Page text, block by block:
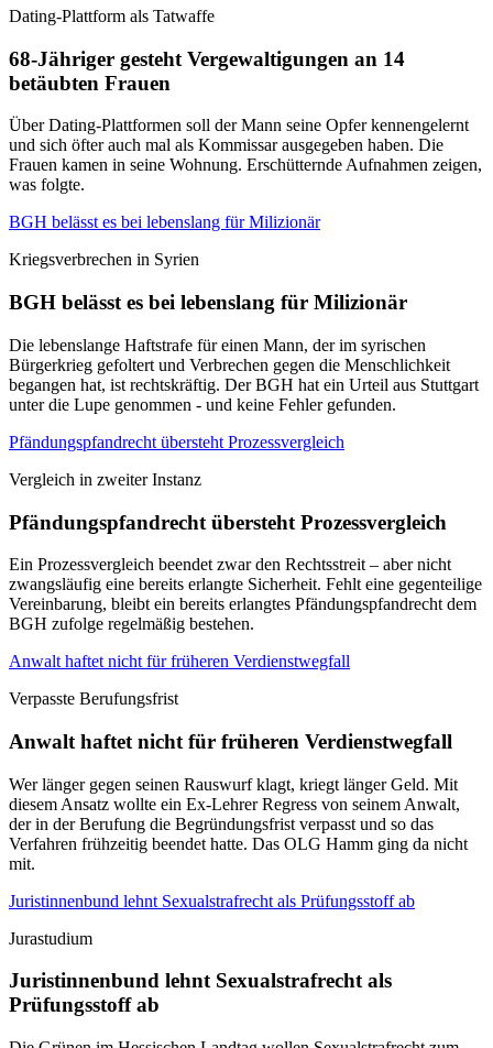
Dating-Plattform als Tatwaffe
68-Jähriger gesteht Vergewaltigungen an 14
betäubten Frauen
Über Dating-Plattformen soll der Mann seine Opfer kennengelernt
und sich öfter auch mal als Kommissar ausgegeben haben. Die
Frauen kamen in seine Wohnung. Erschütternde Aufnahmen zeigen,
was folgte.
BGH belässt es bei lebenslang für Milizionär
Kriegsverbrechen in Syrien
BGH belässt es bei lebenslang für Milizionär
Die lebenslange Haftstrafe für einen Mann, der im syrischen
Bürgerkrieg gefoltert und Verbrechen gegen die Menschlichkeit
begangen hat, ist rechtskräftig. Der BGH hat ein Urteil aus Stuttgart
unter die Lupe genommen - und keine Fehler gefunden.
Pfändungspfandrecht übersteht Prozessvergleich
Vergleich in zweiter Instanz
Pfändungspfandrecht übersteht Prozessvergleich
Ein Prozessvergleich beendet zwar den Rechtsstreit – aber nicht
zwangsläufig eine bereits erlangte Sicherheit. Fehlt eine gegenteilige
Vereinbarung, bleibt ein bereits erlangtes Pfändungspfandrecht dem
BGH zufolge regelmäßig bestehen.
Anwalt haftet nicht für früheren Verdienstwegfall
Verpasste Berufungsfrist
Anwalt haftet nicht für früheren Verdienstwegfall
Wer länger gegen seinen Rauswurf klagt, kriegt länger Geld. Mit
diesem Ansatz wollte ein Ex-Lehrer Regress von seinem Anwalt,
der in der Berufung die Begründungsfrist verpasst und so das
Verfahren frühzeitig beendet hatte. Das OLG Hamm ging da nicht
mit.
Juristinnenbund lehnt Sexualstrafrecht als Prüfungsstoff ab
Jurastudium
Juristinnenbund lehnt Sexualstrafrecht als
Prüfungsstoff ab